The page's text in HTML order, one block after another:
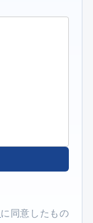
に同意したもの